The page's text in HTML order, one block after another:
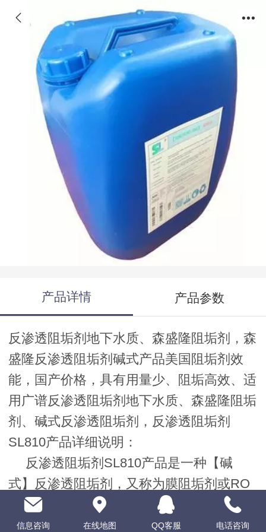
反渗透阻垢剂地下水质、森盛隆阻垢剂
产品详情 产品参数
反渗透阻垢剂地下水质、森盛隆阻垢剂，森
盛隆反渗透阻垢剂碱式产品美国阻垢剂效
能，国产价格，具有用量少、阻垢高效、适
用广谱反渗透阻垢剂地下水质、森盛隆阻垢
剂、碱式反渗透阻垢剂，反渗透阻垢剂
SL810产品详细说明：
反渗透阻垢剂SL810产品是一种【碱
式】反渗透阻垢剂，又称为膜阻垢剂或RO
反渗透膜阻垢剂，是专为反渗透（RO）系
统开发的一种广谱高效阻垢剂。森盛隆反渗
信息咨询 在线地图 QQ客服 电话咨询